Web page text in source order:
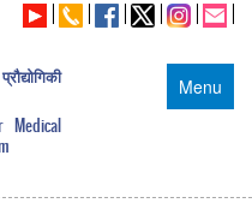
Menu
Medical